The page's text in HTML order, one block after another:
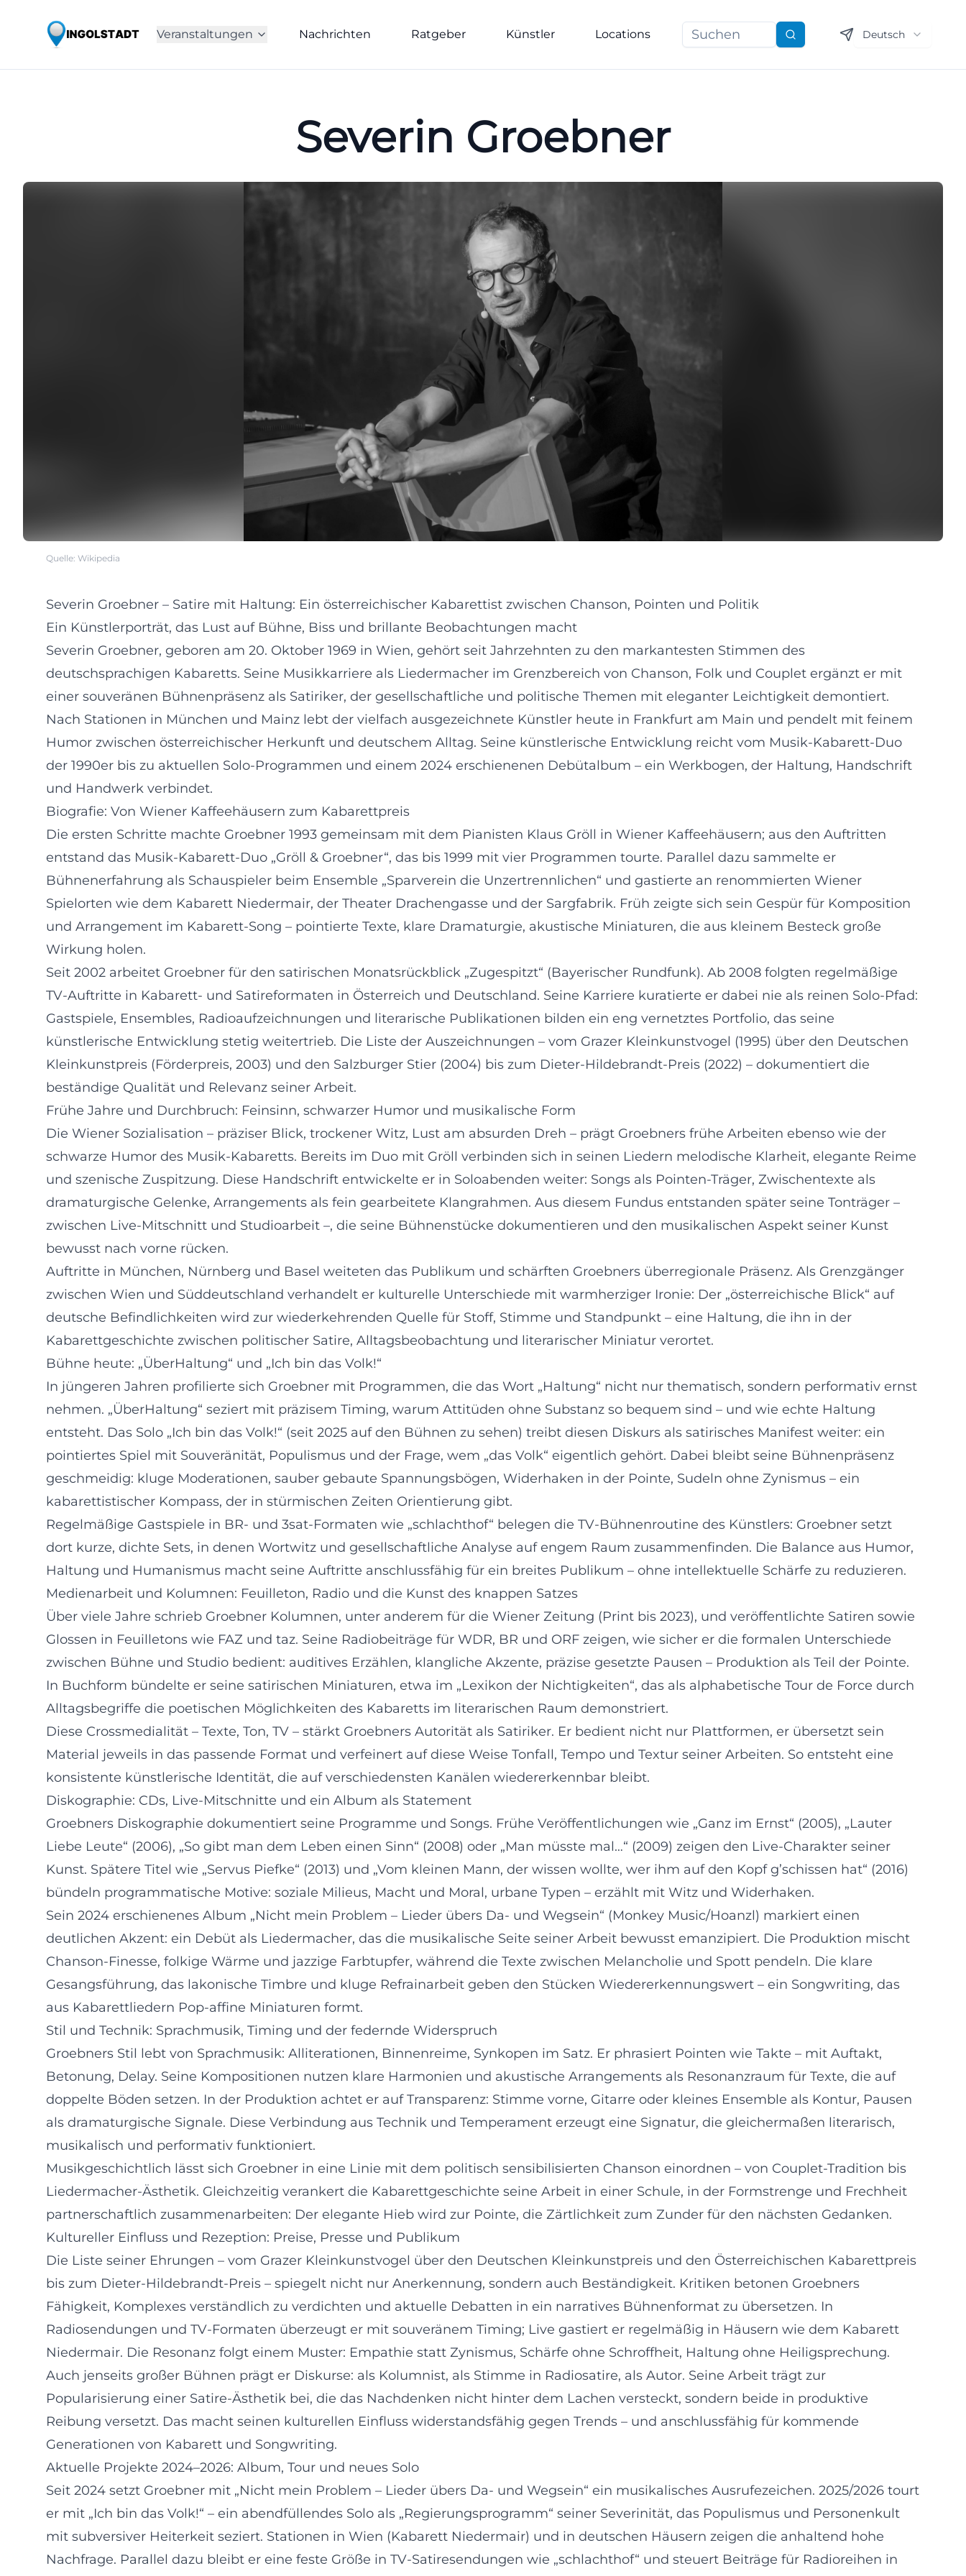
Veranstaltungen Nachrichten Ratgeber Künstler Locations Suchen Deutsch
Severin Groebner
Quelle: Wikipedia
Severin Groebner – Satire mit Haltung: Ein österreichischer Kabarettist zwischen Chanson, Pointen und Politik
Ein Künstlerporträt, das Lust auf Bühne, Biss und brillante Beobachtungen macht
Severin Groebner, geboren am 20. Oktober 1969 in Wien, gehört seit Jahrzehnten zu den markantesten Stimmen des
deutschsprachigen Kabaretts. Seine Musikkarriere als Liedermacher im Grenzbereich von Chanson, Folk und Couplet ergänzt er mit
einer souveränen Bühnenpräsenz als Satiriker, der gesellschaftliche und politische Themen mit eleganter Leichtigkeit demontiert.
Nach Stationen in München und Mainz lebt der vielfach ausgezeichnete Künstler heute in Frankfurt am Main und pendelt mit feinem
Humor zwischen österreichischer Herkunft und deutschem Alltag. Seine künstlerische Entwicklung reicht vom Musik-Kabarett-Duo
der 1990er bis zu aktuellen Solo-Programmen und einem 2024 erschienenen Debütalbum – ein Werkbogen, der Haltung, Handschrift
und Handwerk verbindet.
Biografie: Von Wiener Kaffeehäusern zum Kabarettpreis
Die ersten Schritte machte Groebner 1993 gemeinsam mit dem Pianisten Klaus Gröll in Wiener Kaffeehäusern; aus den Auftritten
entstand das Musik-Kabarett-Duo „Gröll & Groebner“, das bis 1999 mit vier Programmen tourte. Parallel dazu sammelte er
Bühnenerfahrung als Schauspieler beim Ensemble „Sparverein die Unzertrennlichen“ und gastierte an renommierten Wiener
Spielorten wie dem Kabarett Niedermair, der Theater Drachengasse und der Sargfabrik. Früh zeigte sich sein Gespür für Komposition
und Arrangement im Kabarett-Song – pointierte Texte, klare Dramaturgie, akustische Miniaturen, die aus kleinem Besteck große
Wirkung holen.
Seit 2002 arbeitet Groebner für den satirischen Monatsrückblick „Zugespitzt“ (Bayerischer Rundfunk). Ab 2008 folgten regelmäßige
TV-Auftritte in Kabarett- und Satireformaten in Österreich und Deutschland. Seine Karriere kuratierte er dabei nie als reinen Solo-Pfad:
Gastspiele, Ensembles, Radioaufzeichnungen und literarische Publikationen bilden ein eng vernetztes Portfolio, das seine
künstlerische Entwicklung stetig weitertrieb. Die Liste der Auszeichnungen – vom Grazer Kleinkunstvogel (1995) über den Deutschen
Kleinkunstpreis (Förderpreis, 2003) und den Salzburger Stier (2004) bis zum Dieter-Hildebrandt-Preis (2022) – dokumentiert die
beständige Qualität und Relevanz seiner Arbeit.
Frühe Jahre und Durchbruch: Feinsinn, schwarzer Humor und musikalische Form
Die Wiener Sozialisation – präziser Blick, trockener Witz, Lust am absurden Dreh – prägt Groebners frühe Arbeiten ebenso wie der
schwarze Humor des Musik-Kabaretts. Bereits im Duo mit Gröll verbinden sich in seinen Liedern melodische Klarheit, elegante Reime
und szenische Zuspitzung. Diese Handschrift entwickelte er in Soloabenden weiter: Songs als Pointen-Träger, Zwischentexte als
dramaturgische Gelenke, Arrangements als fein gearbeitete Klangrahmen. Aus diesem Fundus entstanden später seine Tonträger –
zwischen Live-Mitschnitt und Studioarbeit –, die seine Bühnenstücke dokumentieren und den musikalischen Aspekt seiner Kunst
bewusst nach vorne rücken.
Auftritte in München, Nürnberg und Basel weiteten das Publikum und schärften Groebners überregionale Präsenz. Als Grenzgänger
zwischen Wien und Süddeutschland verhandelt er kulturelle Unterschiede mit warmherziger Ironie: Der „österreichische Blick“ auf
deutsche Befindlichkeiten wird zur wiederkehrenden Quelle für Stoff, Stimme und Standpunkt – eine Haltung, die ihn in der
Kabarettgeschichte zwischen politischer Satire, Alltagsbeobachtung und literarischer Miniatur verortet.
Bühne heute: „ÜberHaltung“ und „Ich bin das Volk!“
In jüngeren Jahren profilierte sich Groebner mit Programmen, die das Wort „Haltung“ nicht nur thematisch, sondern performativ ernst
nehmen. „ÜberHaltung“ seziert mit präzisem Timing, warum Attitüden ohne Substanz so bequem sind – und wie echte Haltung
entsteht. Das Solo „Ich bin das Volk!“ (seit 2025 auf den Bühnen zu sehen) treibt diesen Diskurs als satirisches Manifest weiter: ein
pointiertes Spiel mit Souveränität, Populismus und der Frage, wem „das Volk“ eigentlich gehört. Dabei bleibt seine Bühnenpräsenz
geschmeidig: kluge Moderationen, sauber gebaute Spannungsbögen, Widerhaken in der Pointe, Sudeln ohne Zynismus – ein
kabarettistischer Kompass, der in stürmischen Zeiten Orientierung gibt.
Regelmäßige Gastspiele in BR- und 3sat-Formaten wie „schlachthof“ belegen die TV-Bühnenroutine des Künstlers: Groebner setzt
dort kurze, dichte Sets, in denen Wortwitz und gesellschaftliche Analyse auf engem Raum zusammenfinden. Die Balance aus Humor,
Haltung und Humanismus macht seine Auftritte anschlussfähig für ein breites Publikum – ohne intellektuelle Schärfe zu reduzieren.
Medienarbeit und Kolumnen: Feuilleton, Radio und die Kunst des knappen Satzes
Über viele Jahre schrieb Groebner Kolumnen, unter anderem für die Wiener Zeitung (Print bis 2023), und veröffentlichte Satiren sowie
Glossen in Feuilletons wie FAZ und taz. Seine Radiobeiträge für WDR, BR und ORF zeigen, wie sicher er die formalen Unterschiede
zwischen Bühne und Studio bedient: auditives Erzählen, klangliche Akzente, präzise gesetzte Pausen – Produktion als Teil der Pointe.
In Buchform bündelte er seine satirischen Miniaturen, etwa im „Lexikon der Nichtigkeiten“, das als alphabetische Tour de Force durch
Alltagsbegriffe die poetischen Möglichkeiten des Kabaretts im literarischen Raum demonstriert.
Diese Crossmedialität – Texte, Ton, TV – stärkt Groebners Autorität als Satiriker. Er bedient nicht nur Plattformen, er übersetzt sein
Material jeweils in das passende Format und verfeinert auf diese Weise Tonfall, Tempo und Textur seiner Arbeiten. So entsteht eine
konsistente künstlerische Identität, die auf verschiedensten Kanälen wiedererkennbar bleibt.
Diskographie: CDs, Live-Mitschnitte und ein Album als Statement
Groebners Diskographie dokumentiert seine Programme und Songs. Frühe Veröffentlichungen wie „Ganz im Ernst“ (2005), „Lauter
Liebe Leute“ (2006), „So gibt man dem Leben einen Sinn“ (2008) oder „Man müsste mal…“ (2009) zeigen den Live-Charakter seiner
Kunst. Spätere Titel wie „Servus Piefke“ (2013) und „Vom kleinen Mann, der wissen wollte, wer ihm auf den Kopf g’schissen hat“ (2016)
bündeln programmatische Motive: soziale Milieus, Macht und Moral, urbane Typen – erzählt mit Witz und Widerhaken.
Sein 2024 erschienenes Album „Nicht mein Problem – Lieder übers Da- und Wegsein“ (Monkey Music/Hoanzl) markiert einen
deutlichen Akzent: ein Debüt als Liedermacher, das die musikalische Seite seiner Arbeit bewusst emanzipiert. Die Produktion mischt
Chanson-Finesse, folkige Wärme und jazzige Farbtupfer, während die Texte zwischen Melancholie und Spott pendeln. Die klare
Gesangsführung, das lakonische Timbre und kluge Refrainarbeit geben den Stücken Wiedererkennungswert – ein Songwriting, das
aus Kabarettliedern Pop-affine Miniaturen formt.
Stil und Technik: Sprachmusik, Timing und der federnde Widerspruch
Groebners Stil lebt von Sprachmusik: Alliterationen, Binnenreime, Synkopen im Satz. Er phrasiert Pointen wie Takte – mit Auftakt,
Betonung, Delay. Seine Kompositionen nutzen klare Harmonien und akustische Arrangements als Resonanzraum für Texte, die auf
doppelte Böden setzen. In der Produktion achtet er auf Transparenz: Stimme vorne, Gitarre oder kleines Ensemble als Kontur, Pausen
als dramaturgische Signale. Diese Verbindung aus Technik und Temperament erzeugt eine Signatur, die gleichermaßen literarisch,
musikalisch und performativ funktioniert.
Musikgeschichtlich lässt sich Groebner in eine Linie mit dem politisch sensibilisierten Chanson einordnen – von Couplet-Tradition bis
Liedermacher-Ästhetik. Gleichzeitig verankert die Kabarettgeschichte seine Arbeit in einer Schule, in der Formstrenge und Frechheit
partnerschaftlich zusammenarbeiten: Der elegante Hieb wird zur Pointe, die Zärtlichkeit zum Zunder für den nächsten Gedanken.
Kultureller Einfluss und Rezeption: Preise, Presse und Publikum
Die Liste seiner Ehrungen – vom Grazer Kleinkunstvogel über den Deutschen Kleinkunstpreis und den Österreichischen Kabarettpreis
bis zum Dieter-Hildebrandt-Preis – spiegelt nicht nur Anerkennung, sondern auch Beständigkeit. Kritiken betonen Groebners
Fähigkeit, Komplexes verständlich zu verdichten und aktuelle Debatten in ein narratives Bühnenformat zu übersetzen. In
Radiosendungen und TV-Formaten überzeugt er mit souveränem Timing; Live gastiert er regelmäßig in Häusern wie dem Kabarett
Niedermair. Die Resonanz folgt einem Muster: Empathie statt Zynismus, Schärfe ohne Schroffheit, Haltung ohne Heiligsprechung.
Auch jenseits großer Bühnen prägt er Diskurse: als Kolumnist, als Stimme in Radiosatire, als Autor. Seine Arbeit trägt zur
Popularisierung einer Satire-Ästhetik bei, die das Nachdenken nicht hinter dem Lachen versteckt, sondern beide in produktive
Reibung versetzt. Das macht seinen kulturellen Einfluss widerstandsfähig gegen Trends – und anschlussfähig für kommende
Generationen von Kabarett und Songwriting.
Aktuelle Projekte 2024–2026: Album, Tour und neues Solo
Seit 2024 setzt Groebner mit „Nicht mein Problem – Lieder übers Da- und Wegsein“ ein musikalisches Ausrufezeichen. 2025/2026 tourt
er mit „Ich bin das Volk!“ – ein abendfüllendes Solo als „Regierungsprogramm“ seiner Severinität, das Populismus und Personenkult
mit subversiver Heiterkeit seziert. Stationen in Wien (Kabarett Niedermair) und in deutschen Häusern zeigen die anhaltend hohe
Nachfrage. Parallel dazu bleibt er eine feste Größe in TV-Satiresendungen wie „schlachthof“ und steuert Beiträge für Radioreihen in